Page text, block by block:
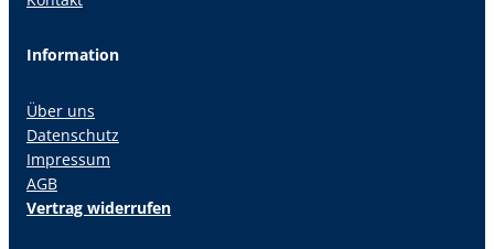
Information
Über uns
Datenschutz
Impressum
AGB
Vertrag widerrufen